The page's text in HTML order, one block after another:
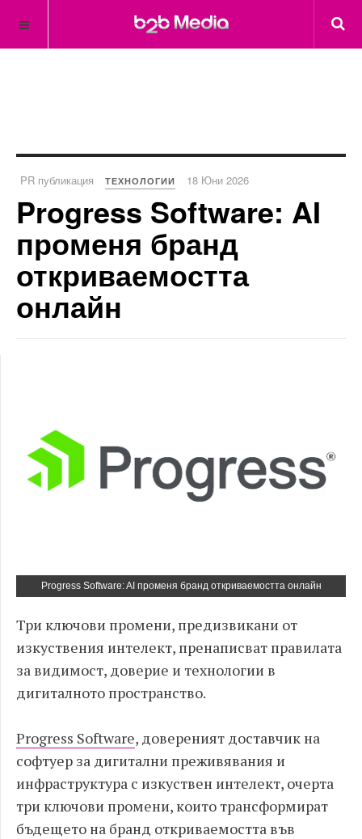
PR публикация ТЕХНОЛОГИИ 18 Юни 2026
Progress Software: AI
променя бранд
откриваемостта
онлайн
Progress Software: AI променя бранд откриваемостта онлайн
Три ключови промени, предизвикани от
изкуствения интелект, пренаписват правилата
за видимост, доверие и технологии в
дигиталното пространство.
Progress Software, довереният доставчик на
софтуер за дигитални преживявания и
инфраструктура с изкуствен интелект, очерта
три ключови промени, които трансформират
бъдещето на бранд откриваемостта във